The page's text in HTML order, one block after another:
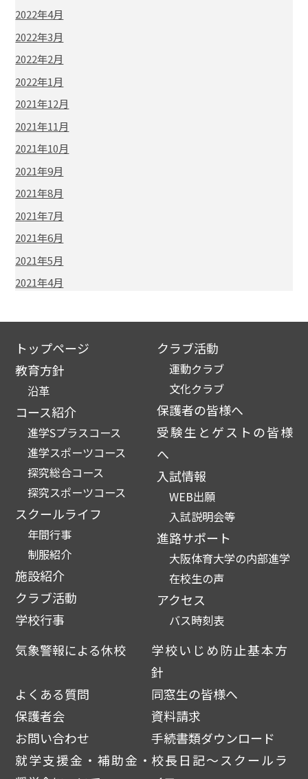
2022年4月
2022年3月
2022年2月
2022年1月
2021年12月
2021年11月
2021年10月
2021年9月
2021年8月
2021年7月
2021年6月
2021年5月
2021年4月
トップページ
教育方針
沿革
コース紹介
進学Sプラスコース
進学スポーツコース
探究総合コース
探究スポーツコース
スクールライフ
年間行事
制服紹介
施設紹介
クラブ活動
学校行事
クラブ活動
運動クラブ
文化クラブ
保護者の皆様へ
受験生とゲストの皆様
へ
入試情報
WEB出願
入試説明会等
進路サポート
大阪体育大学の内部進学
在校生の声
アクセス
バス時刻表
気象警報による休校
学校いじめ防止基本方
針
よくある質問
同窓生の皆様へ
保護者会
資料請求
お問い合わせ
手続書類ダウンロード
就学支援金・補助金・ 校長日記～スクールラ